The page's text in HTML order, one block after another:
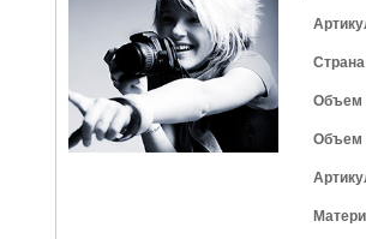
Объем
Объем